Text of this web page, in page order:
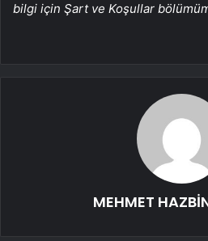
bilgi için Şart ve Koşullar
MEHMET